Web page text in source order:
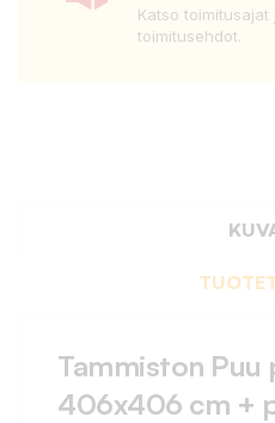
Katso
toimitusehdot.
Tammiston Puu
406x406 cm +